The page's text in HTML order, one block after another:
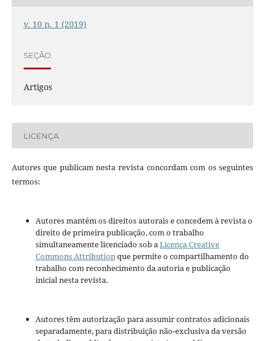
v. 10 n. 1 (2019)
SEÇÃO
Artigos
LICENÇA
Autores que publicam nesta revista concordam com os seguintes
termos:
Autores mantém os direitos autorais e concedem à revista o
direito de primeira publicação, com o trabalho
simultaneamente licenciado sob aLicença Creative
Commons Attributionque permite o compartilhamento do
trabalho com reconhecimento da autoria e publicação
inicial nesta revista.
Autores têm autorização para assumir contratos adicionais
separadamente, para distribuição não-exclusiva da versão